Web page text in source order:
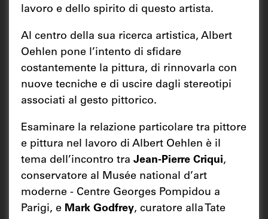
lavoro e dello spirito di questo artista.
Al centro della sua ricerca artistica, Albert
Oehlen pone l’intento di sfidare
costantemente la pittura, di rinnovarla con
nuove tecniche e di uscire dagli stereotipi
associati al gesto pittorico.
Esaminare la relazione particolare tra pittore
e pittura nel lavoro di Albert Oehlen è il
tema dell’incontro tra Jean-Pierre Criqui,
conservatore al Musée national d’art
moderne - Centre Georges Pompidou a
Parigi, e Mark Godfrey, curatore alla Tate